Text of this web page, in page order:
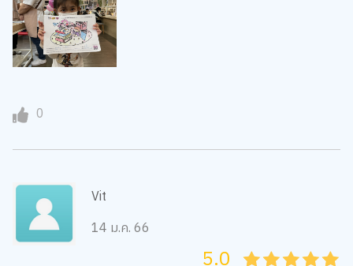
0
Vit
14 ม.ค. 66
45
4
35
3
25
2
15
1
05
5.0